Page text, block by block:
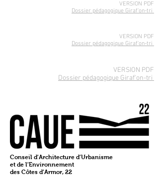
VERSION PDF
Dossier pédagogique Giraf'on-tri
VERSION PDF
Dossier pédagogique Giraf'on-tri
VERSION PDF
Dossier pédagogique Giraf'on-tri
Conseil d'Architecture d'Urbanisme
et de l'Environnement
des Côtes d'Armor, 22